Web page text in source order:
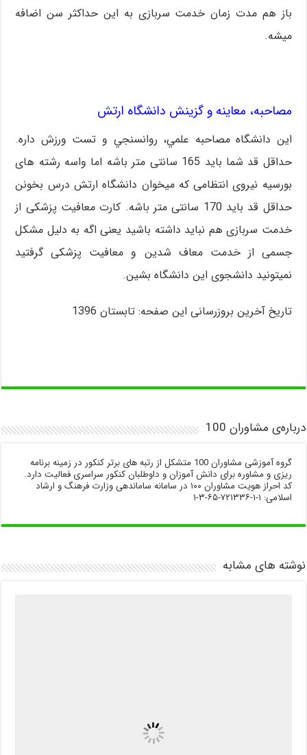
باز هم مدت زمان خدمت سربازی به این حداکثر سن اضافه
میشه.
مصاحبه، معاینه و گزینش دانشگاه ارتش
این دانشگاه مصاحبه علمي، روانسنجي و تست ورزش داره.
حداقل قد شما باید 165 سانتی متر باشه اما واسه رشته های
بورسیه نیروی انتظامی که میخوان دانشگاه ارتش درس بخونن
حداقل قد باید 170 سانتی متر باشه. کارت معافیت پزشکی از
خدمت سربازی هم نباید داشته باشید یعنی اگه به دلیل مشکل
جسمی از خدمت معاف شدین و معافیت پزشکی گرفتید
نمیتونید دانشجوی این دانشگاه بشین.
تاریخ آخرین بروزرسانی این صفحه: تابستان 1396
درباره‌ی مشاوران 100
گروه آموزشی مشاوران 100 متشکل از رتبه های برتر کنکور در زمینه برنامه
ریزی و مشاوره برای دانش آموزان و داوطلبان کنکور سراسری فعالیت دارد.
کد احراز هویت مشاوران ۱۰۰ در سامانه ساماندهی وزارت فرهنگ و ارشاد
اسلامی: ۱-۱-۷۲۱۳۳۶-۶۵-۳-۱
نوشته های مشابه